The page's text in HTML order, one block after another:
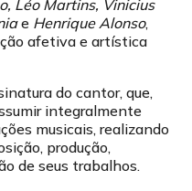
Léo Martins, Vinicius
e Henrique Alonso,
afetiva e artística
do cantor, que,
integralmente
musicais, realizando
produção,
de seus trabalhos.